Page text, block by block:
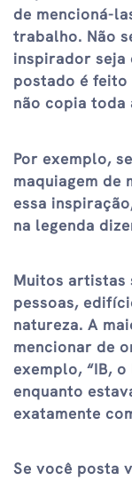
de mencioná-
trabalho. Não
inspirador seja
postado é feito
não copia toda
Por exemplo,
maquiagem de
essa
na legenda
Muitos artistas
pessoas,
natureza. A
mencionar de
exemplo, “IB,
enquanto
exatamente
Se você posta